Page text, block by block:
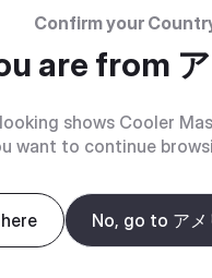
Confirm your
are from
shows Cooler
want to continue
No, go to ア